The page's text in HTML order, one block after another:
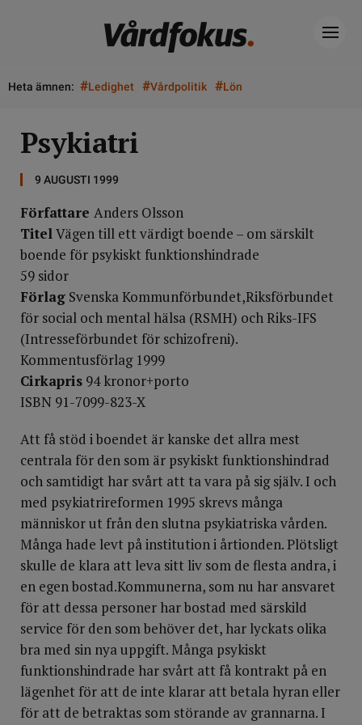
Heta ämnen: #Ledighet #Vårdpolitik #Lön
Psykiatri
9 AUGUSTI 1999
Författare Anders Olsson
TitelVägen till ett värdigt boende – om särskilt
boende för psykiskt funktionshindrade
59 sidor
Förlag Svenska Kommunförbundet,Riksförbundet
för social och mental hälsa (RSMH) och Riks-IFS
(Intresseförbundet för schizofreni).
Kommentusförlag 1999
Cirkapris 94 kronor+porto
ISBN 91-7099-823-X
Att få stöd i boendet är kanske det allra mest
centrala för den som är psykiskt funktionshindrad
och samtidigt har svårt att ta vara på sig själv. I och
med psykiatrireformen 1995 skrevs många
människor ut från den slutna psykiatriska vården.
Många hade levt på institution i årtionden. Plötsligt
skulle de klara att leva sitt liv som de flesta andra, i
en egen bostad.Kommunerna, som nu har ansvaret
för att dessa personer har bostad med särskild
service för den som behöver det, har lyckats olika
bra med sin nya uppgift. Många psykiskt
funktionshindrade har svårt att få kontrakt på en
lägenhet för att de inte klarar att betala hyran eller
för att de betraktas som störande av grannarna. I